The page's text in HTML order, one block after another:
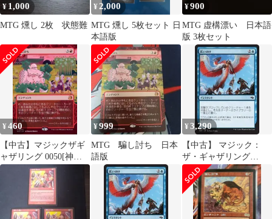
¥ 1,000
MTG 燻し 2枚 状態難
¥ 2,000
MTG 燻し 5枚セット 日
本語版
¥900
MTG 虚構漂い 日本語
版 3枚セット
¥460
【中古】マジックザギ
ャザリング 0050[神話
R]：【WOT】【ボーダ
ーレス版】騙し討
ち/Sneak Attack
¥999
MTG 騙し討ち 日本
語版
¥3,290
【中古】 マジック：
ザ・ギャザリング
(MTG) 払いのけ / 運命
再編 (日本語版) シング
ルカード FRF-057-C